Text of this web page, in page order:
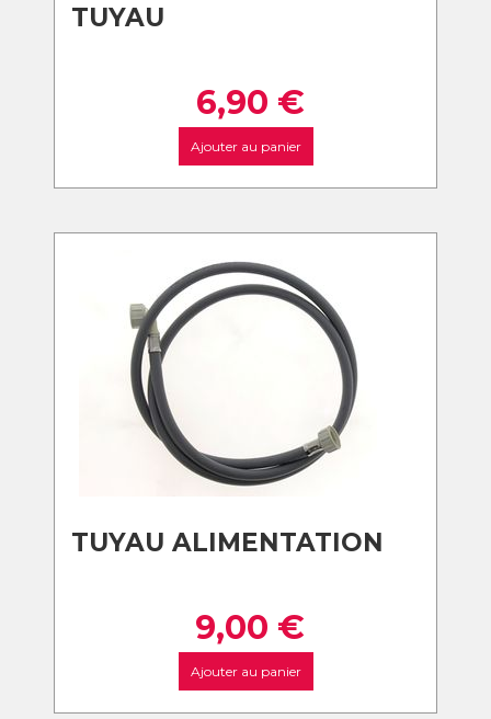
TUYAU
6,90 €
Ajouter au panier
TUYAU ALIMENTATION
9,00 €
Ajouter au panier